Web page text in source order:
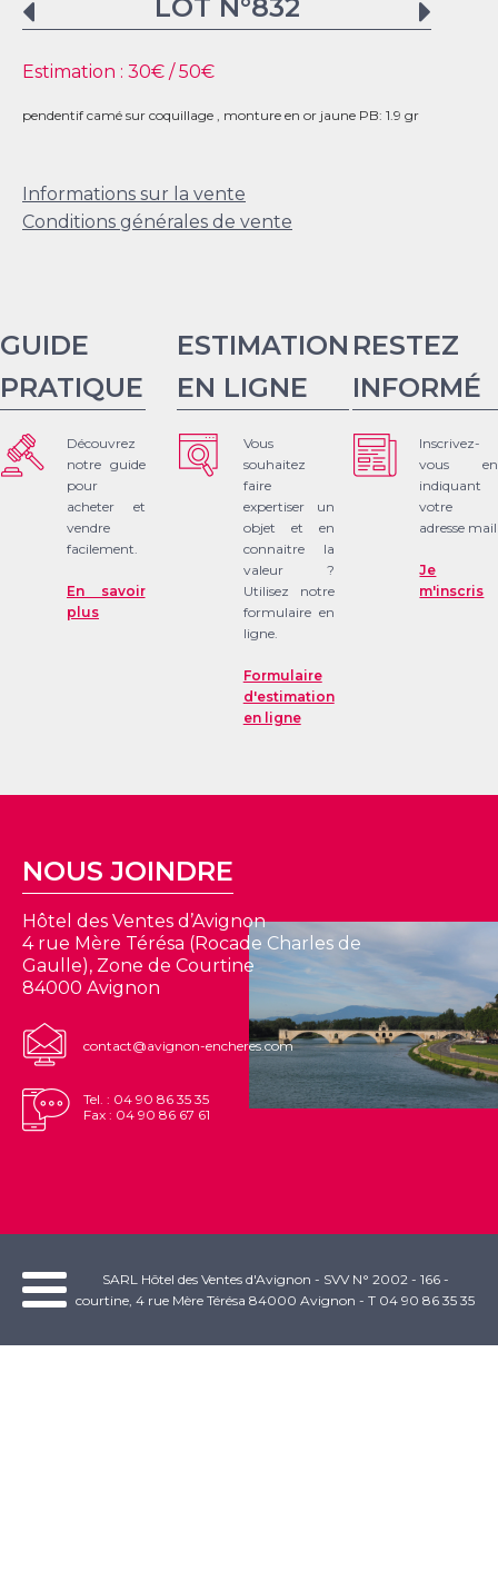
LOT N°832
Estimation : 30€ /50€
pendentif camé sur coquillage , monture en or jaune PB: 1.9 gr
Informations sur la vente
Conditions générales de vente
GUIDE
PRATIQUE
Découvrez
notre guide
pour
acheter et
vendre
facilement.
En savoir
plus
ESTIMATION
EN LIGNE
Vous
souhaitez
faire
expertiser un
objet et en
connaitre la
valeur ?
Utilisez notre
formulaire en
ligne.
Formulaire
d'estimation
en ligne
RESTEZ
INFORMÉ
Inscrivez-
vous en
indiquant
votre
adresse mail
Je
m'inscris
NOUS JOINDRE
Hôtel des Ventes d’Avignon
4 rue Mère Térésa (Rocade Charles de
Gaulle), Zone de Courtine
84000 Avignon
contact@avignon-encheres.com
Tel. : 04 90 86 35 35
Fax : 04 90 86 67 61
SARL Hôtel des Ventes d'Avignon - SVV N° 2002 - 166 -
courtine, 4 rue Mère Térésa 84000 Avignon - T 04 90 86 35 35